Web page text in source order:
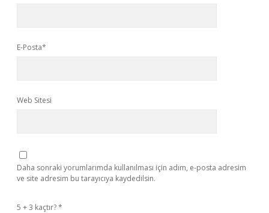
E-Posta*
Web Sitesi
Daha sonraki yorumlarımda kullanılması için adım, e-posta adresim
ve site adresim bu tarayıcıya kaydedilsin.
5 + 3 kaçtır?*